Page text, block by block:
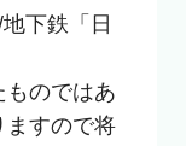
下鉄「日
のではあ
ますので将